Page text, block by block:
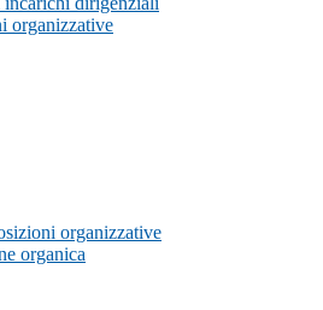
organizzative
organizzative
organica